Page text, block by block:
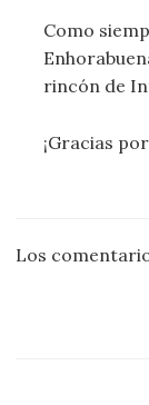
Como
rincón de
¡Gracias
Los